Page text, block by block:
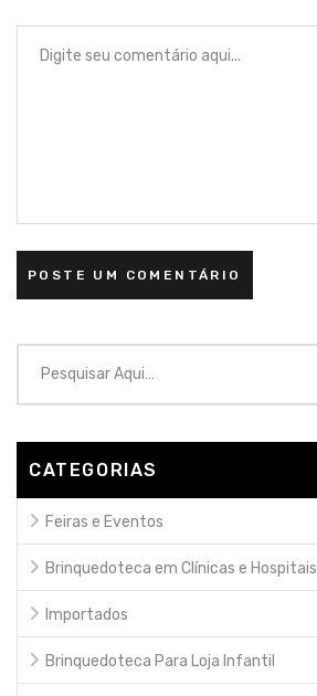
CATEGORIAS
Feiras e Eventos
Brinquedoteca em Clínicas e Hospitais
Importados
Brinquedoteca Para Loja Infantil